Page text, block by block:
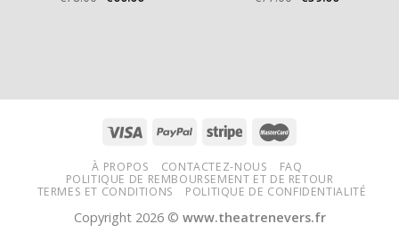
À PROPOS CONTACTEZ-NOUS
FAQ
POLITIQUE DE REMBOURSEMENT ET DE RETOUR
TERMES ET CONDITIONS
POLITIQUE DE CONFIDENTIALITÉ
Copyright 2026 © www.theatrenevers.fr